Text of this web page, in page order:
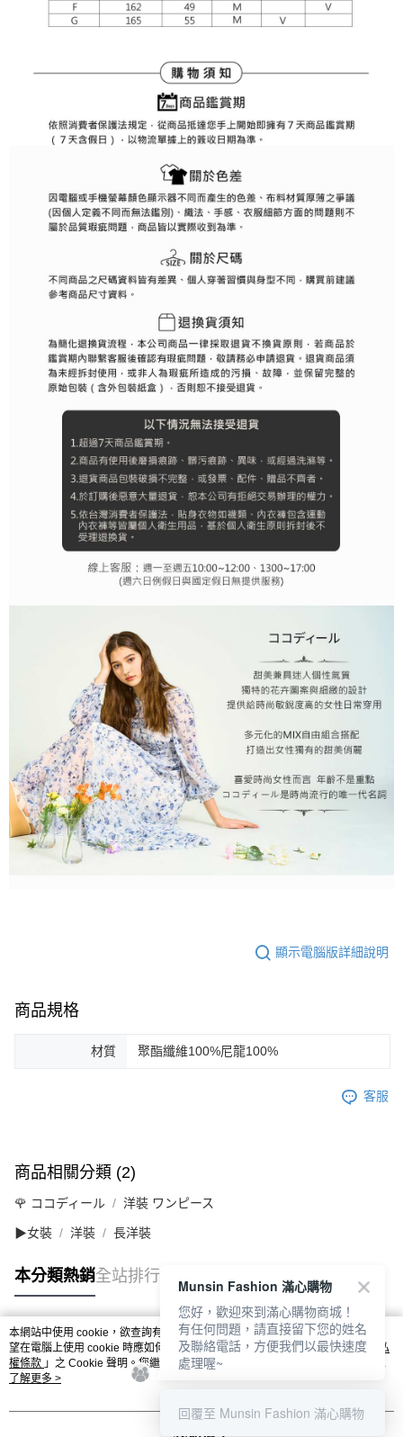
顯示電腦版詳細說明
商品規格
材質 聚酯纖維100%尼龍100%
客服
商品相關分類 (2)
🌹 ココディール 洋裝 ワンピース
▶女裝 洋裝 長洋裝
本分類熱銷全站排行
熱門標籤
本網站中使用 cookie，欲查詢有關本網站使用 cookie 方式之詳情，及若您不希
望在電腦上使用 cookie 時應如何變更電腦的 cookie 設定，請參閱本網站「
隱私
權條款 」之 Cookie 聲明。您繼續使用本網站即表示您同意本公司得按本網站使
用條款之 Cookie 聲明使用 cookie。
了解更多 >
我知道了
Munsin Fashion 滿心購物
您好，歡迎來到滿心購物商城！
有任何問題，請直接留下您的姓名
及聯絡電話，方便我們以最快速度
處理喔~
回覆至 Munsin Fashion 滿心購物